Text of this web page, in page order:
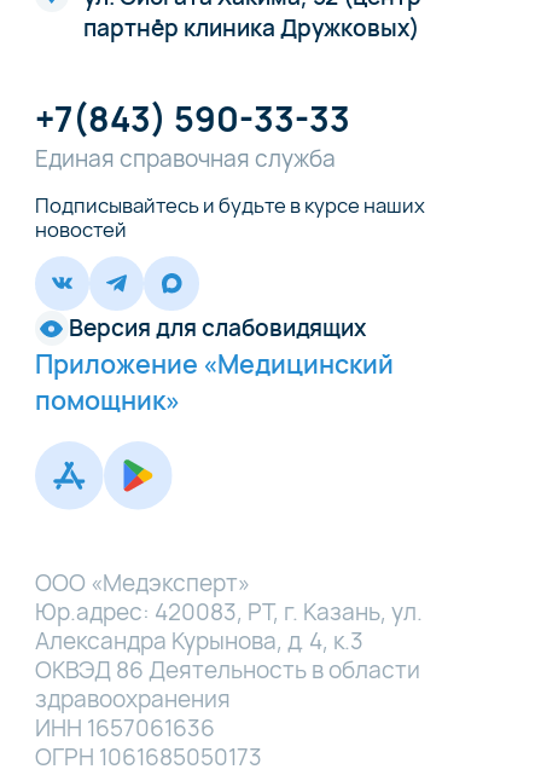
партнёр клиника Дружковых)
+7(843) 590-33-33
Единая справочная служба
Подписывайтесь и будьте в курсе наших
новостей
Версия для слабовидящих
Приложение «Медицинский
помощник»
ООО «Медэксперт»
Юр.адрес: 420083, РТ, г. Казань, ул.
Александра Курынова, д. 4, к.3
ОКВЭД 86 Деятельность в области
здравоохранения
ИНН 1657061636
ОГРН 1061685050173